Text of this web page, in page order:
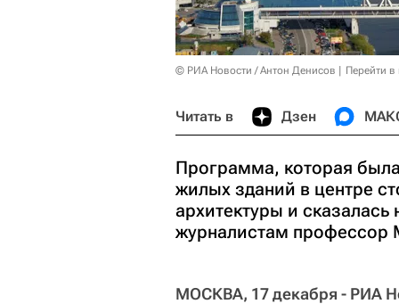
© РИА Новости / Антон Денисов Перейти
Читать в Дзен
Программа, которая
жилых зданий в центре
архитектуры и сказалась
журналистам
МОСКВА, 17 декабря - РИА